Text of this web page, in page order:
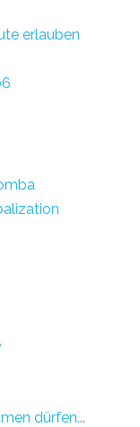
erlauben
dürfen...